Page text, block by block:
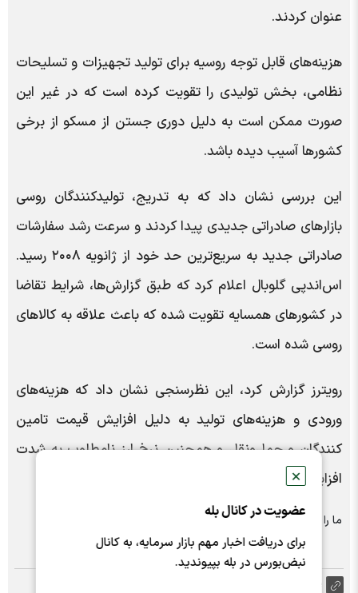
✕
عضویت در کانال بله
برای دریافت اخبار مهم بازار سرمایه، به کانال
نبض‌بورس در بله بپیوندید.
عنوان کردند.
هزینه‌های قابل توجه روسیه برای تولید تجهیزات و تسلیحات
نظامی، بخش تولیدی را تقویت کرده است که در غیر این
صورت ممکن است به دلیل دوری جستن از مسکو از برخی
کشورها آسیب دیده باشد.
این بررسی نشان داد که به تدریج، تولیدکنندگان روسی
بازارهای صادراتی جدیدی پیدا کردند و سرعت رشد سفارشات
صادراتی جدید به سریع‌ترین حد خود از ژانویه ۲۰۰۸ رسید.
اس‌اندپی گلوبال اعلام کرد که طبق گزارش‌ها، شرایط تقاضا
در کشورهای همسایه تقویت شده که باعث علاقه به کالاهای
روسی شده است.
رویترز گزارش کرد، این نظرسنجی نشان داد که هزینه‌های
ورودی و هزینه‌های تولید به دلیل افزایش قیمت تامین
کنندگان و حمل‌ونقل و همچنین نرخ ارز نامطلوب به شدت
افزایش یافت. | خبرگزاری ایسنا
ما را در شبکه های اجتماعی دنبال کنید :